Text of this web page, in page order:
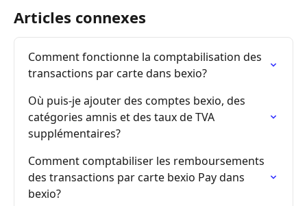
Articles connexes
Comment fonctionne la comptabilisation des
transactions par carte dans bexio?
Où puis-je ajouter des comptes bexio, des
catégories amnis et des taux de TVA
supplémentaires?
Comment comptabiliser les remboursements
des transactions par carte bexio Pay dans
bexio?